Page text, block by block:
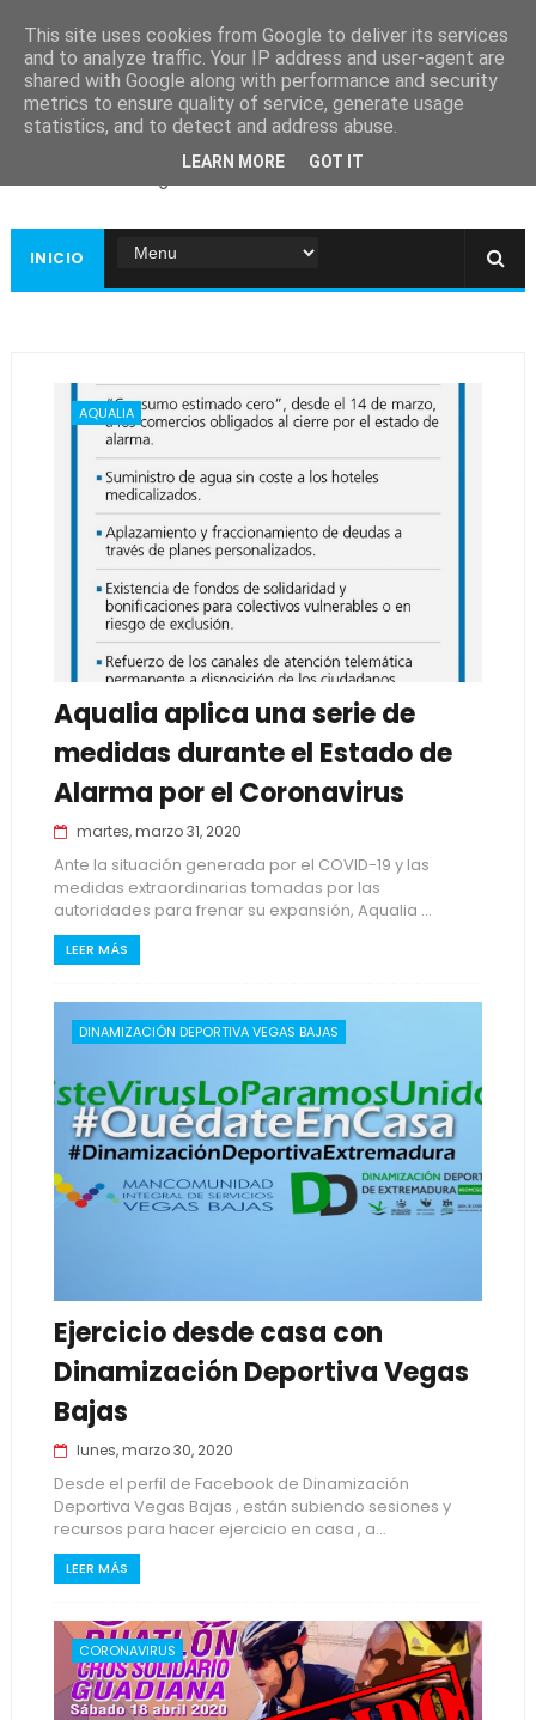
Ayuntamiento de
Guadiana
INICIO
AQUALIA
Aqualia aplica una serie de
medidas durante el Estado de
Alarma por el Coronavirus
martes, marzo 31, 2020
Ante la situación generada por el COVID-19 y las
medidas extraordinarias tomadas por las
autoridades para frenar su expansión, Aqualia ...
LEER MÁS
DINAMIZACIÓN DEPORTIVA VEGAS BAJAS
Ejercicio desde casa con
Dinamización Deportiva Vegas
Bajas
lunes, marzo 30, 2020
Desde el perfil de Facebook de Dinamización
Deportiva Vegas Bajas , están subiendo sesiones y
recursos para hacer ejercicio en casa , a...
LEER MÁS
CORONAVIRUS
This site uses cookies from Google to deliver its services
and to analyze traffic. Your IP address and user-agent are
shared with Google along with performance and security
metrics to ensure quality of service, generate usage
statistics, and to detect and address abuse.
LEARN MORE GOT IT